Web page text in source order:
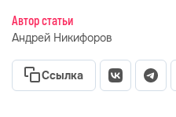
Автор статьи
Андрей Никифоров
Ссылка